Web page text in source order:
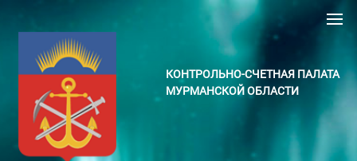
КОНТРОЛЬНО-СЧЕТНАЯ ПАЛАТА
МУРМАНСКОЙ ОБЛАСТИ